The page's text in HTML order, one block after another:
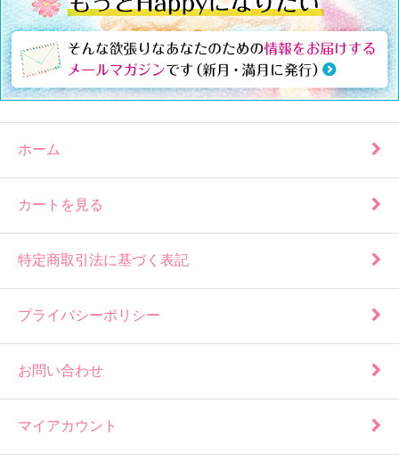
ホーム
カートを見る
特定商取引法に基づく表記
プライバシーポリシー
お問い合わせ
マイアカウント